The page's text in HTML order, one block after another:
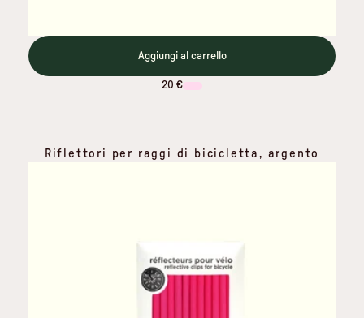
Aggiungi al carrello
20 €
Riflettori per raggi di bicicletta, argento